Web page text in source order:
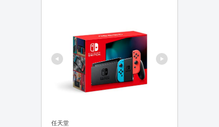
任天堂